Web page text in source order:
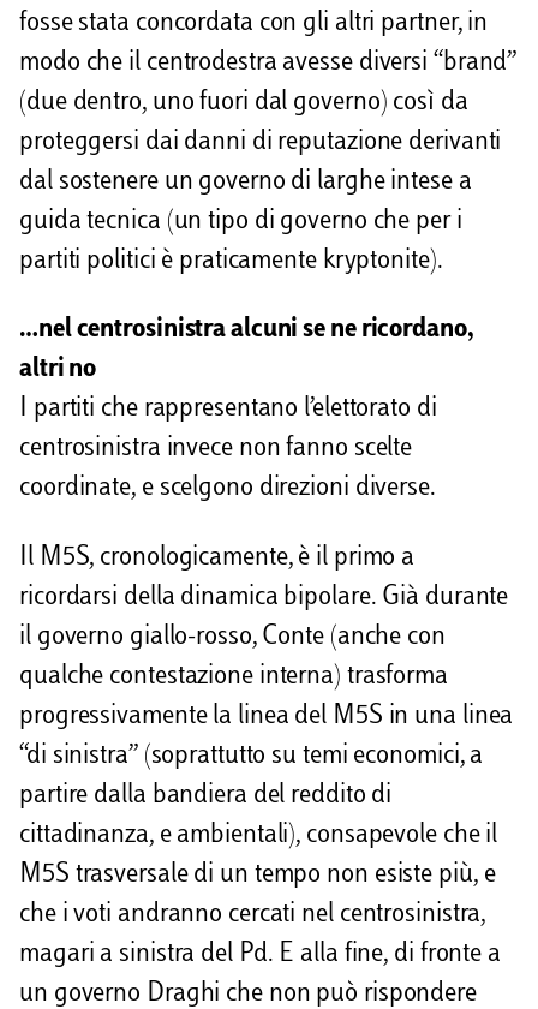
fosse stata concordata con gli altri partner, in
modo che il centrodestra avesse diversi “brand”
(due dentro, uno fuori dal governo) così da
proteggersi dai danni di reputazione derivanti
dal sostenere un governo di larghe intese a
guida tecnica (un tipo di governo che per i
partiti politici è praticamente kryptonite).
…nel centrosinistra alcuni se ne ricordano,
altri no
I partiti che rappresentano l’elettorato di
centrosinistra invece non fanno scelte
coordinate, e scelgono direzioni diverse.
Il M5S, cronologicamente, è il primo a
ricordarsi della dinamica bipolare. Già durante
il governo giallo-rosso, Conte (anche con
qualche contestazione interna) trasforma
progressivamente la linea del M5S in una linea
“di sinistra” (soprattutto su temi economici, a
partire dalla bandiera del reddito di
cittadinanza, e ambientali), consapevole che il
M5S trasversale di un tempo non esiste più, e
che i voti andranno cercati nel centrosinistra,
magari a sinistra del Pd. E alla fine, di fronte a
un governo Draghi che non può rispondere